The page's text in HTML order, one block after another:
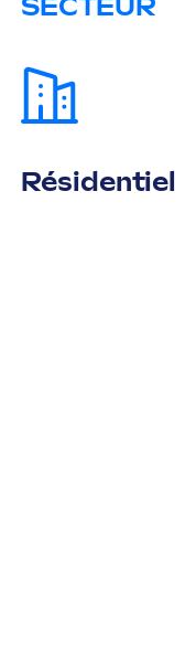
SECTEUR
Résidentiel